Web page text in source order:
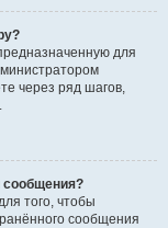
для
через ряд шагов,
сообщения?
того, чтобы
сообщения